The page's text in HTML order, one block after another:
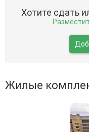
Хотите сдать
Жилые